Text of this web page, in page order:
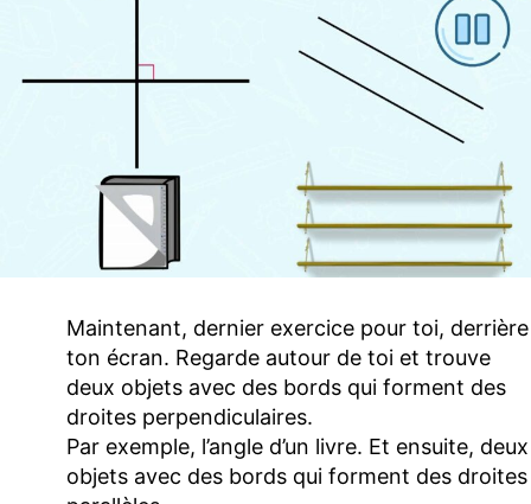
Maintenant, dernier exercice pour toi, derrière
ton écran. Regarde autour de toi et trouve
deux objets avec des bords qui forment des
droites perpendiculaires.
Par exemple, l’angle d’un livre. Et ensuite, deux
objets avec des bords qui forment des droites